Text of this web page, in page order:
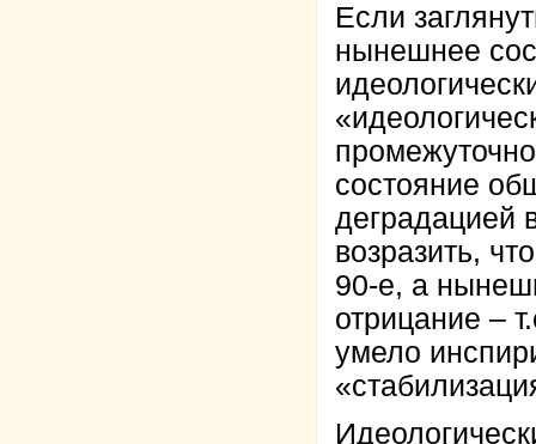
Если
нынешнее
состояние
деградацией
возразить,
90-е, а
отрицание –
умело